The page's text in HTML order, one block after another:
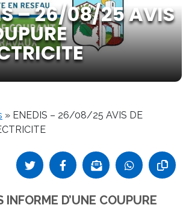
– 26/08/25 AVIS
» ENEDIS – 26/08/25 AVIS DE
INFORME D’UNE COUPURE